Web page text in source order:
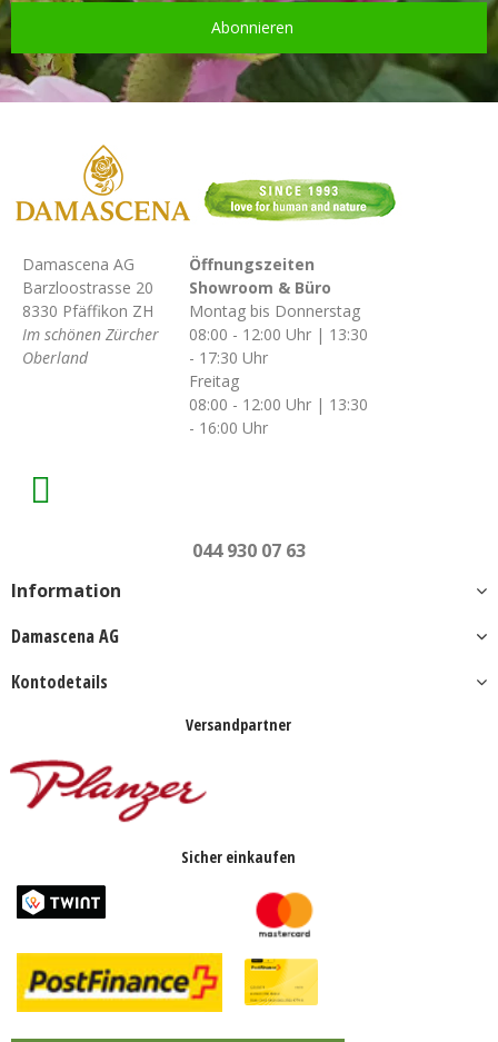
Abonnieren
Damascena AG
Barzloostrasse 20
8330 Pfäffikon ZH
Im schönen Zürcher
Oberland
Öffnungszeiten
Showroom & Büro
Montag bis Donnerstag
08:00 - 12:00 Uhr | 13:30
- 17:30 Uhr
Freitag
08:00 - 12:00 Uhr | 13:30
- 16:00 Uhr
044 930 07 63
Information
Damascena AG
Kontodetails
Versandpartner
Sicher einkaufen